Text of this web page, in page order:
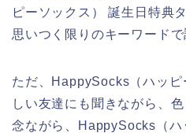
ピーソックス） 誕生日特典
思いつく限りのキーワードで
ただ、HappySocks（ハッ
しい友達にも聞きながら、
念ながら、HappySocks（